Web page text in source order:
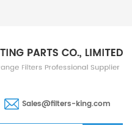
Sales@filters-king.com